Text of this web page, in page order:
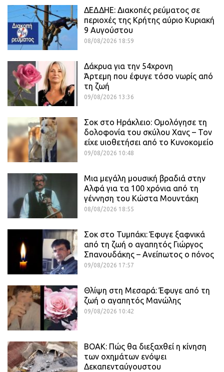
ΔΕΔΔΗΕ: Διακοπές ρεύματος σε
περιοχές της Κρήτης αύριο Κυριακή
9 Αυγούστου
08/08/2026 18:59
Δάκρυα για την 54χρονη
Άρτεμη που έφυγε τόσο νωρίς από
τη ζωή
09/08/2026 13:36
Σοκ στο Ηράκλειο: Ομολόγησε τη
δολοφονία του σκύλου Χανς – Τον
είχε υιοθετήσει από το Κυνοκομείο
09/08/2026 10:48
Μια μεγάλη μουσική βραδιά στην
Αλφά για τα 100 χρόνια από τη
γέννηση του Κώστα Μουντάκη
08/08/2026 18:55
Σοκ στο Τυμπάκι: Έφυγε ξαφνικά
από τη ζωή ο αγαπητός Γιώργος
Σπανουδάκης – Ανείπωτος ο πόνος
09/08/2026 17:57
Θλίψη στη Μεσαρά: Έφυγε από τη
ζωή ο αγαπητός Μανώλης
09/08/2026 10:42
ΒΟΑΚ: Πώς θα διεξαχθεί η κίνηση
των οχημάτων ενόψει
Δεκαπενταύγουστου